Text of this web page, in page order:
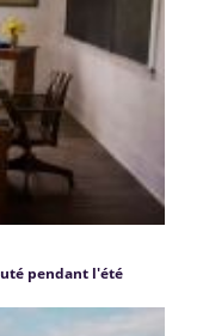
pendant l'été